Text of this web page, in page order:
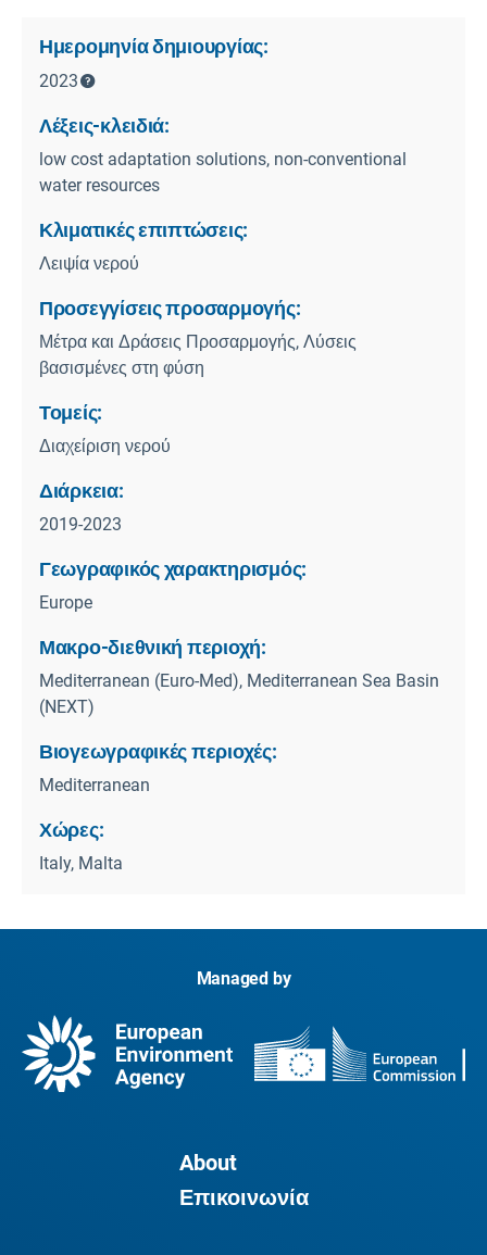
Ημερομηνία δημιουργίας:
2023
Λέξεις-κλειδιά:
low cost adaptation solutions, non-conventional
water resources
Κλιματικές επιπτώσεις:
Λειψία νερού
Προσεγγίσεις προσαρμογής:
Μέτρα και Δράσεις Προσαρμογής, Λύσεις
βασισμένες στη φύση
Τομείς:
Διαχείριση νερού
Διάρκεια:
2019-2023
Γεωγραφικός χαρακτηρισμός:
Europe
Μακρο-διεθνική περιοχή:
Mediterranean (Euro-Med), Mediterranean Sea Basin
(NEXT)
Βιογεωγραφικές περιοχές:
Mediterranean
Χώρες:
Italy, Malta
Managed by
About
Επικοινωνία